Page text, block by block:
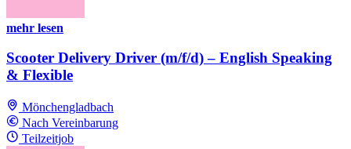
mehr lesen
Scooter Delivery Driver (m/f/d) – English Speaking
& Flexible
Mönchengladbach
Nach Vereinbarung
Teilzeitjob